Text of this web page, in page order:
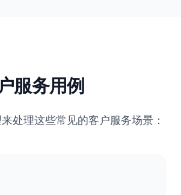
服务用例
处理这些常见的客户服务场景：